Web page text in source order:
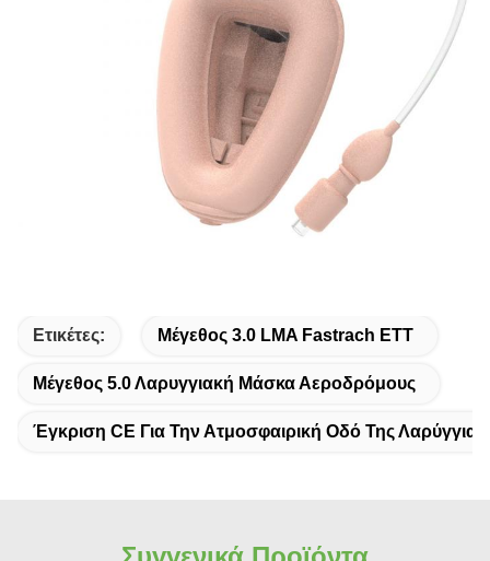
Ετικέτες: Μέγεθος 3.0 LMA Fastrach ETT
Μέγεθος 5.0 Λαρυγγιακή Μάσκα Αεροδρόμους
Έγκριση CE Για Την Ατμοσφαιρική Οδό Της